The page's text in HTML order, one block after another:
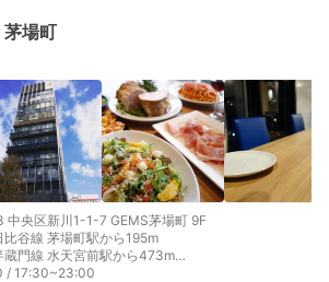
茅場町
央区新川1-1-7 GEMS茅場町 9F
比谷線 茅場町駅から195m
蔵門線 水天宮前駅から473m
本橋駅から633m
/ 17:30~23:00